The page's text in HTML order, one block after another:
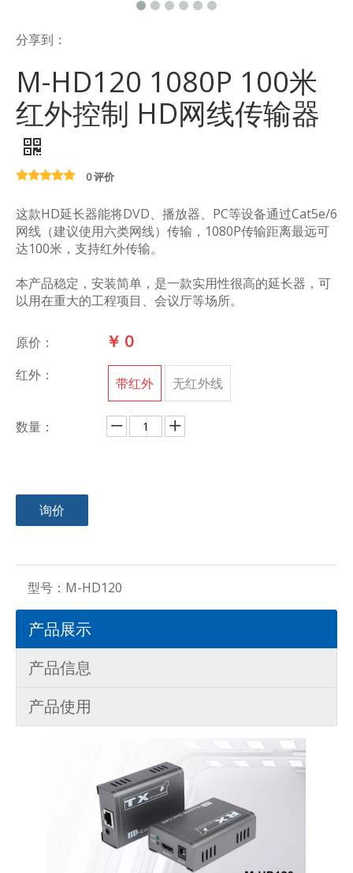
分享到：
M-HD120 1080P 100米
红外控制 HD网线传输器
0 评价
这款HD延长器能将DVD、播放器、PC等设备通过Cat5e/6
网线（建议使用六类网线）传输，1080P传输距离最远可
达100米，支持红外传输。
本产品稳定，安装简单，是一款实用性很高的延长器，可
以用在重大的工程项目、会议厅等场所。
原价： ￥ 0
红外： 带红外 无红外线
数量：
询价
型号： M-HD120
产品展示
产品信息
产品使用